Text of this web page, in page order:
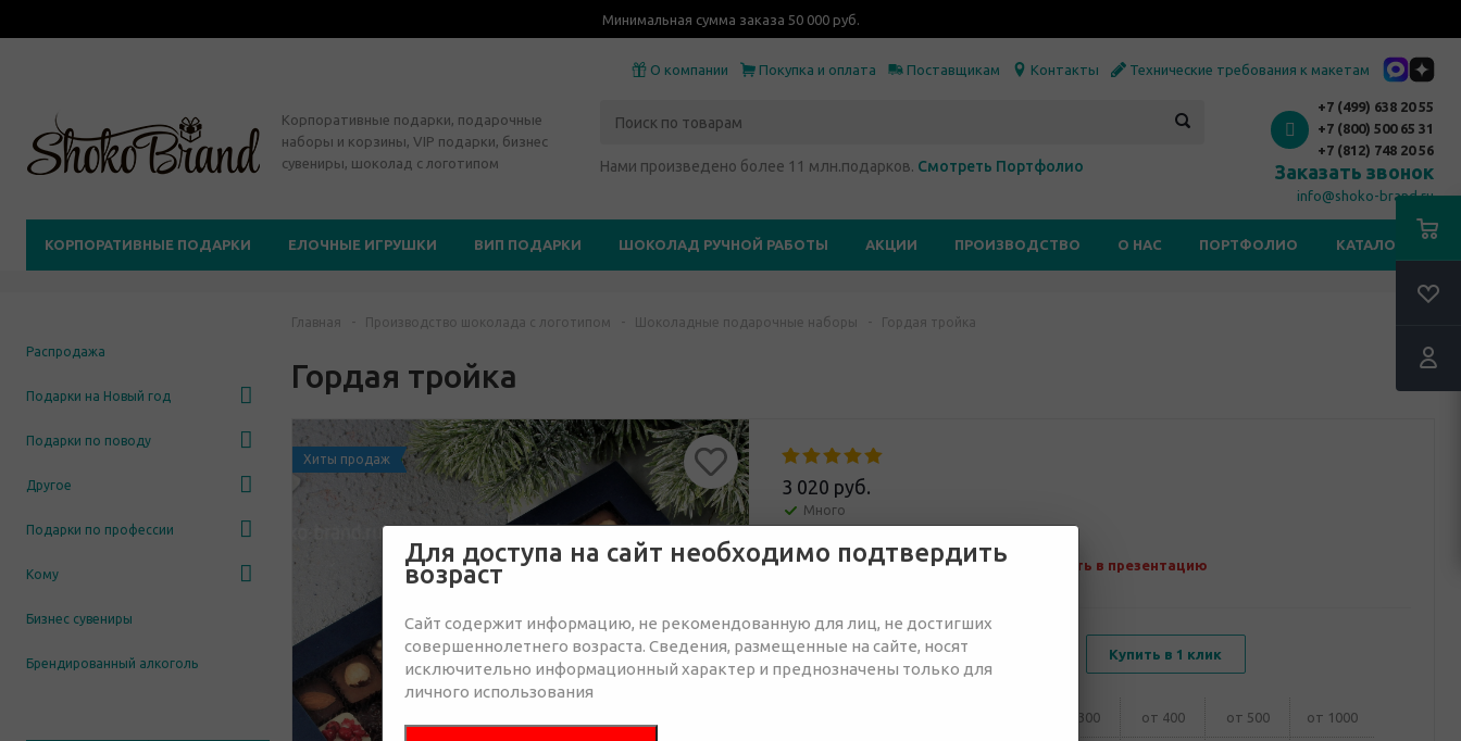
Минимальная сумма заказа 50 000 руб.
О компании Покупка и оплата Поставщикам Контакты Технические требования к макетам
Корпоративные подарки, подарочные
наборы и корзины, VIP подарки, бизнес
сувениры, шоколад с логотипом
Нами произведено более 11 млн.подарков. Смотреть Портфолио
+7 (499) 638 20 55
+7 (800) 500 65 31
+7 (812) 748 20 56
Заказать звонок
info@shoko-brand.ru
КОРПОРАТИВНЫЕ ПОДАРКИ ЕЛОЧНЫЕ ИГРУШКИ ВИП ПОДАРКИ ШОКОЛАД РУЧНОЙ РАБОТЫ АКЦИИ ПРОИЗВОДСТВО О НАС ПОРТФОЛИО КАТАЛОГИ
Распродажа
Подарки на Новый год
Подарки по поводу
Другое
Подарки по профессии
Кому
Бизнес сувениры
Брендированный алкоголь
Главная - Производство шоколада с логотипом - Шоколадные подарочные наборы - Гордая тройка
Гордая тройка
Хиты продаж
3 020 руб.
Много
Отправить запрос Добавить в презентацию
Купить в 1 клик
от 300 от 400 от 500 от 1000
Для доступа на сайт необходимо подтвердить
возраст
Сайт содержит информацию, не рекомендованную для лиц, не достигших
совершеннолетнего возраста. Сведения, размещенные на сайте, носят
исключительно информационный характер и преднозначены только для
личного использования